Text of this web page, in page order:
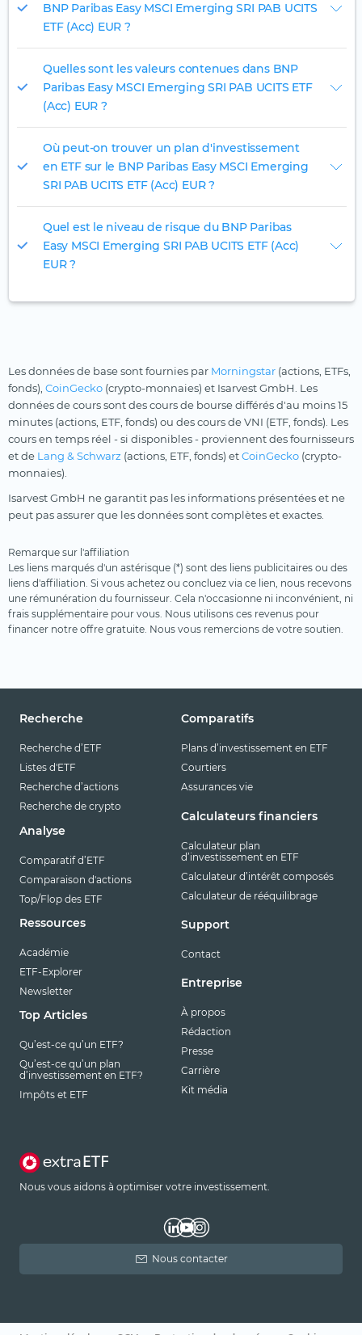
BNP Paribas Easy MSCI Emerging SRI PAB UCITS
ETF (Acc) EUR ?
Quelles sont les valeurs contenues dans BNP
Paribas Easy MSCI Emerging SRI PAB UCITS ETF
(Acc) EUR ?
Où peut-on trouver un plan d'investissement
en ETF sur le BNP Paribas Easy MSCI Emerging
SRI PAB UCITS ETF (Acc) EUR ?
Quel est le niveau de risque du BNP Paribas
Easy MSCI Emerging SRI PAB UCITS ETF (Acc)
EUR ?
Les données de base sont fournies par Morningstar (actions, ETFs,
fonds), CoinGecko (crypto-monnaies) et Isarvest GmbH. Les
données de cours sont des cours de bourse différés d'au moins 15
minutes (actions, ETF, fonds) ou des cours de VNI (ETF, fonds). Les
cours en temps réel - si disponibles - proviennent des fournisseurs
et de Lang & Schwarz (actions, ETF, fonds) etCoinGecko (crypto-
monnaies).
Isarvest GmbH ne garantit pas les informations présentées et ne
peut pas assurer que les données sont complètes et exactes.
Remarque sur l'affiliation
Les liens marqués d'un astérisque (*) sont des liens publicitaires ou des
liens d'affiliation. Si vous achetez ou concluez via ce lien, nous recevons
une rémunération du fournisseur. Cela n'occasionne ni inconvénient, ni
frais supplémentaire pour vous. Nous utilisons ces revenus pour
financer notre offre gratuite. Nous vous remercions de votre soutien.
Recherche
Recherche d’ETF
Listes d'ETF
Recherche d’actions
Recherche de crypto
Analyse
Comparatif d’ETF
Comparaison d'actions
Top/Flop des ETF
Ressources
Académie
ETF-Explorer
Newsletter
Top Articles
Qu’est-ce qu’un ETF?
Qu’est-ce qu’un plan
d’investissement en ETF?
Impôts et ETF
Comparatifs
Plans d’investissement en ETF
Courtiers
Assurances vie
Calculateurs financiers
Calculateur plan
d’investissement en ETF
Calculateur d’intérêt composés
Calculateur de rééquilibrage
Support
Contact
Entreprise
À propos
Rédaction
Presse
Carrière
Kit média
Nous vous aidons à optimiser votre investissement.
Nous contacter